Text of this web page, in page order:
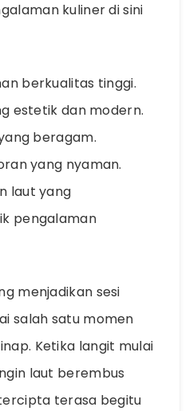
kuliner di sini
berkualitas tinggi.
estetik dan modern.
beragam.
yang nyaman.
laut yang
pengalaman
menjadikan sesi
salah satu momen
Ketika langit mulai
laut berembus
terasa begitu